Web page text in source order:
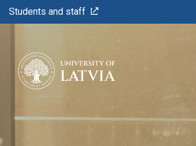
Students and staff